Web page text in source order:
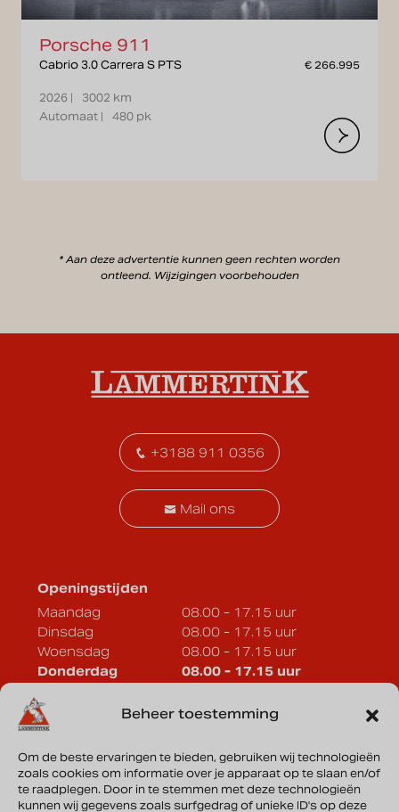
Beheer toestemming
Om de beste ervaringen te bieden, gebruiken wij technologieën
zoals cookies om informatie over je apparaat op te slaan en/of
te raadplegen. Door in te stemmen met deze technologieën
kunnen wij gegevens zoals surfgedrag of unieke ID's op deze
Porsche 911
Cabrio 3.0 Carrera S PTS € 266.995
2026 |
3002 km
Automaat |
480 pk
* Aan deze advertentie kunnen geen rechten worden
ontleend. Wijzigingen voorbehouden
Openingstijden
Maandag
08.00 - 17.15 uur
Dinsdag
08.00 - 17.15 uur
Woensdag
08.00 - 17.15 uur
Donderdag
08.00 - 17.15 uur
Zaterdag
Op afspraak
Zondag
+3188 911 0356
Mail ons
Lammertink Sportcars B.V.
Vonderweg 33a